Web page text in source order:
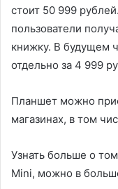
стоит 50 999
пользователи
книжку. В будущем
отдельно за 4 999
Планшет можно
магазинах, в том
Узнать больше о
Mini, можно в